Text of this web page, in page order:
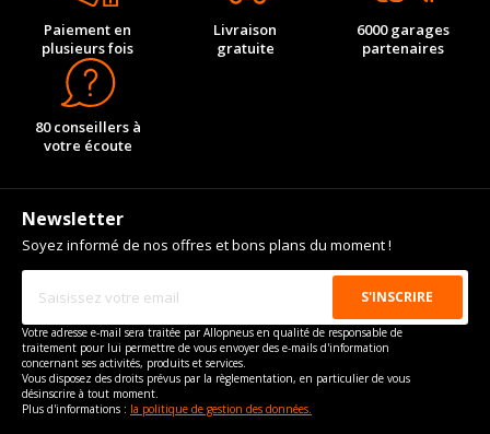
Paiement en
plusieurs fois
Livraison
gratuite
6000 garages
partenaires
80 conseillers à
votre écoute
Newsletter
Soyez informé de nos offres et bons plans du moment !
Votre adresse e-mail sera traitée par Allopneus en qualité de responsable de
traitement pour lui permettre de vous envoyer des e-mails d'information
concernant ses activités, produits et services.
Vous disposez des droits prévus par la règlementation, en particulier de vous
désinscrire à tout moment.
Plus d'informations : la politique de gestion des données.